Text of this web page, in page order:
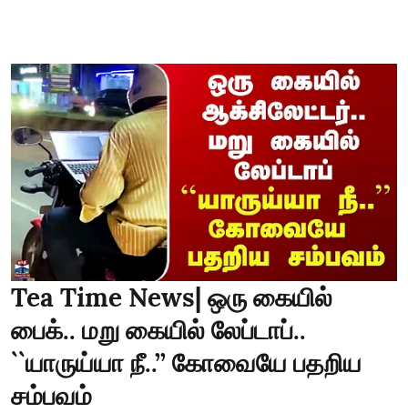
Tea Time News| ஒரு கையில்
பைக்.. மறு கையில் லேப்டாப்..
``யாருய்யா நீ..’’ கோவையே பதறிய
சம்பவம்